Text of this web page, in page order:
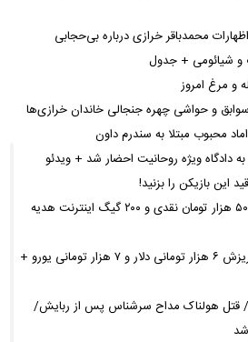
محمدباقر خرازی درباره بی‌حجابی
شیائومی + جدول
و مرغ امروز
و حواشی چهره جنجالی خاندان خرازی‌ها
محبوب مبتلا به سندرم داون
دادگاه ویژه روحانیت احضار شد + ویدئو
بازیکن را بزنید!
خبر خوش برای خبرنگاران؛ ۵۰۰ هزار تومان نقدی و ۲۰۰ گیگ اینترنت هدیه
قیمت دلار امروز چقدر شد؟ ریزش ۶ هزار تومانی دلار و ۷ هزار تومانی یورو +
قتل هولناک مداح سرشناس پس از ربایش/